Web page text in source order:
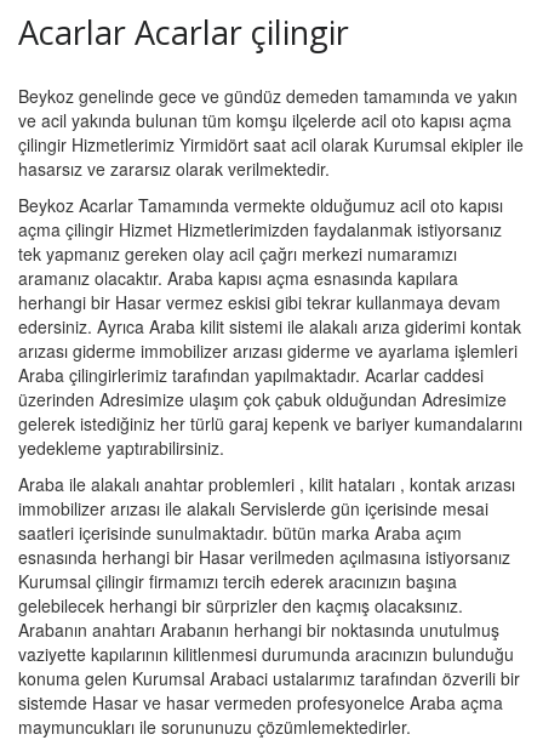
Acarlar Acarlar çilingir
Beykoz genelinde gece ve gündüz demeden tamamında ve yakın
ve acil yakında bulunan tüm komşu ilçelerde acil oto kapısı açma
çilingir Hizmetlerimiz Yirmidört saat acil olarak Kurumsal ekipler ile
hasarsız ve zararsız olarak verilmektedir.
Beykoz Acarlar Tamamında vermekte olduğumuz acil oto kapısı
açma çilingir Hizmet Hizmetlerimizden faydalanmak istiyorsanız
tek yapmanız gereken olay acil çağrı merkezi numaramızı
aramanız olacaktır. Araba kapısı açma esnasında kapılara
herhangi bir Hasar vermez eskisi gibi tekrar kullanmaya devam
edersiniz. Ayrıca Araba kilit sistemi ile alakalı arıza giderimi kontak
arızası giderme immobilizer arızası giderme ve ayarlama işlemleri
Araba çilingirlerimiz tarafından yapılmaktadır. Acarlar caddesi
üzerinden Adresimize ulaşım çok çabuk olduğundan Adresimize
gelerek istediğiniz her türlü garaj kepenk ve bariyer kumandalarını
yedekleme yaptırabilirsiniz.
Araba ile alakalı anahtar problemleri , kilit hataları , kontak arızası
immobilizer arızası ile alakalı Servislerde gün içerisinde mesai
saatleri içerisinde sunulmaktadır. bütün marka Araba açım
esnasında herhangi bir Hasar verilmeden açılmasına istiyorsanız
Kurumsal çilingir firmamızı tercih ederek aracınızın başına
gelebilecek herhangi bir sürprizler den kaçmış olacaksınız.
Arabanın anahtarı Arabanın herhangi bir noktasında unutulmuş
vaziyette kapılarının kilitlenmesi durumunda aracınızın bulunduğu
konuma gelen Kurumsal Arabaci ustalarımız tarafından özverili bir
sistemde Hasar ve hasar vermeden profesyonelce Araba açma
maymuncukları ile sorununuzu çözümlemektedirler.